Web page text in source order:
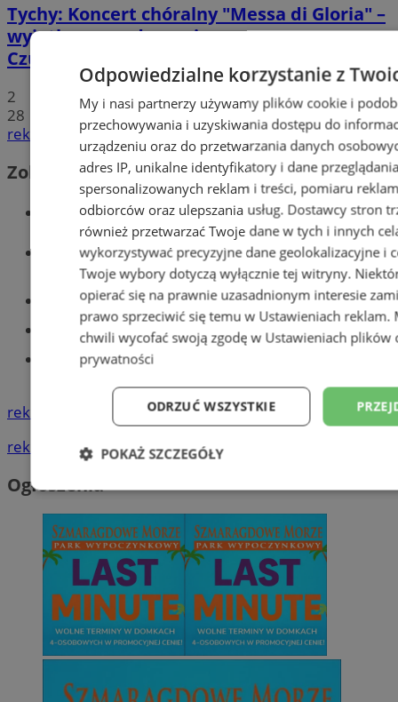
Tychy: Koncert chóralny "Messa di Gloria" –
wyjątkowe wydarzenie muzyczne w
Czułowie
2
28
reklama
Zobacz również
Wiadomości kryminalne w Tychach
Wiadomości lokalne
Części samochodowe do -70%!
Tworzenie stron www - Tychy
Znajdź pracę - codziennie nowe
reklama
reklama
Ogłoszenia
Odpowiedzialne korzystanie z
My i nasi partnerzy używamy plików cookie i
przechowywania i uzyskiwania dostępu do
urządzeniu oraz do przetwarzania danych
adres IP, unikalne identyfikatory i dane
spersonalizowanych reklam i treści, pomiaru
odbiorców oraz ulepszania usług. Dostawcy stron
również przetwarzać Twoje dane w tych i innych
wykorzystywać precyzyjne dane geolokalizacyjne i
Twoje wybory dotyczą wyłącznie tej witryny.
opierać się na prawnie uzasadnionym interesie
prawo sprzeciwić się temu w Ustawieniach reklam.
chwili wycofać swoją zgodę w Ustawieniach plików
prywatności
ODRZUĆ WSZYSTKIE
POKAŻ SZCZEGÓŁY
Niezbędne Wydajność
Niesklasyfikowane
Niezbędne Wydajność Targetowanie